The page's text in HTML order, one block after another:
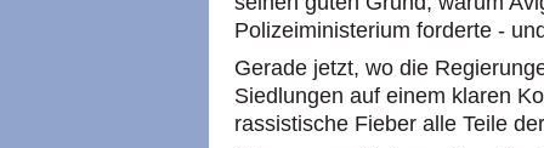
Polizeiministerium forderte -
Gerade jetzt, wo die
Siedlungen auf einem klaren
rassistische Fieber alle Teile